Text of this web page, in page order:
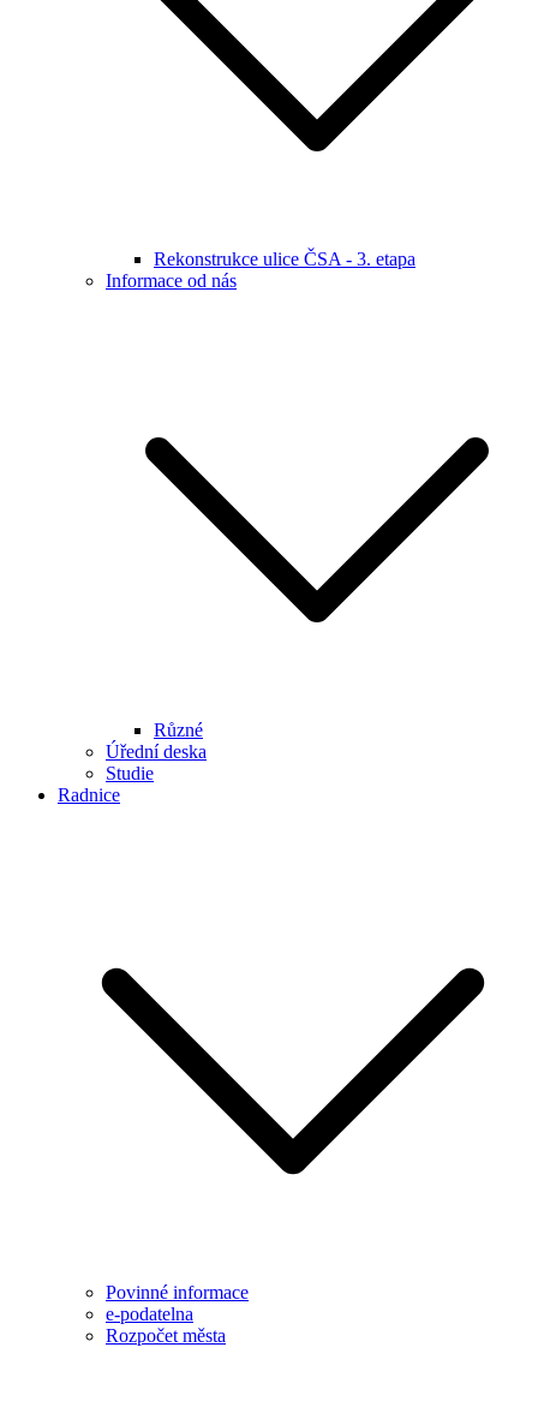
Rekonstrukce ulice ČSA - 3. etapa
Informace od nás
Různé
Úřední deska
Studie
Radnice
Povinné informace
e-podatelna
Rozpočet města